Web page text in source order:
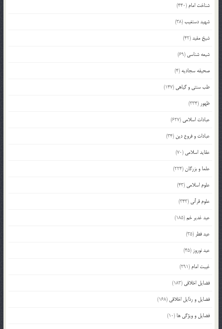
شناخت امام (440)
شهید دستغیب(38)
شیخ مفید(42)
شیعه شناسی (69)
صحیفه سجادیه (4)
طب سنتی و گیاهی (147)
ظهور (334)
عبادات اسلامی (627)
عبادات و فروع دین (34)
عقاید اسلامی (70)
علما و بزرگان(224)
علوم اسلامی (43)
علوم قرآنی (343)
عید غدیر خم(185)
عید فطر (35)
عید نوروز (45)
غیبت امام (291)
فضایل اخلاقی (183)
فضایل و رذایل اخلاقی (168)
فضایل و ویژگی ها (10)